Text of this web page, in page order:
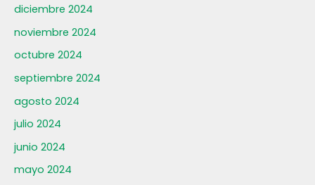
diciembre 2024
noviembre 2024
octubre 2024
septiembre 2024
agosto 2024
julio 2024
junio 2024
mayo 2024